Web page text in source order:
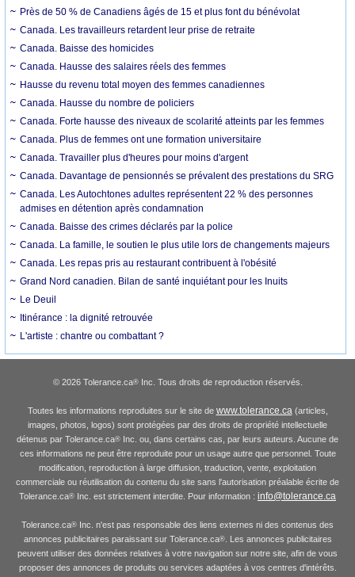
Près de 50 % de Canadiens âgés de 15 et plus font du bénévolat
Canada. Les travailleurs retardent leur prise de retraite
Canada. Baisse des homicides
Canada. Hausse des salaires réels des femmes
Hausse du revenu total moyen des femmes canadiennes
Canada. Hausse du nombre de policiers
Canada. Forte hausse des niveaux de scolarité atteints par les femmes
Canada. Plus de femmes ont une formation universitaire
Canada. Travailler plus d'heures pour moins d'argent
Canada. Davantage de pensionnés se prévalent des prestations du SRG
Canada. Les Autochtones adultes représentent 22 % des personnes
admises en détention après condamnation
Canada. Baisse des crimes déclarés par la police
Canada. La famille, le soutien le plus utile lors de changements majeurs
Canada. Les repas pris au restaurant contribuent à l'obésité
Grand Nord canadien. Bilan de santé inquiétant pour les Inuits
Le Deuil
Itinérance : la dignité retrouvée
L'artiste : chantre ou combattant ?
© 2026 Tolerance.ca®Inc. Tous droits de reproduction réservés.
Toutes les informations reproduites sur le site de www.tolerance.ca (articles,
images, photos, logos) sont protégées par des droits de propriété intellectuelle
détenus par Tolerance.ca® Inc. ou, dans certains cas, par leurs auteurs. Aucune de
ces informations ne peut être reproduite pour un usage autre que personnel. Toute
modification, reproduction à large diffusion, traduction, vente, exploitation
commerciale ou réutilisation du contenu du site sans l'autorisation préalable écrite de
Tolerance.ca® Inc. est strictement interdite. Pour information : info@tolerance.ca
Tolerance.ca® Inc. n'est pas responsable des liens externes ni des contenus des
annonces publicitaires paraissant sur Tolerance.ca®. Les annonces publicitaires
peuvent utiliser des données relatives à votre navigation sur notre site, afin de vous
proposer des annonces de produits ou services adaptées à vos centres d'intérêts.